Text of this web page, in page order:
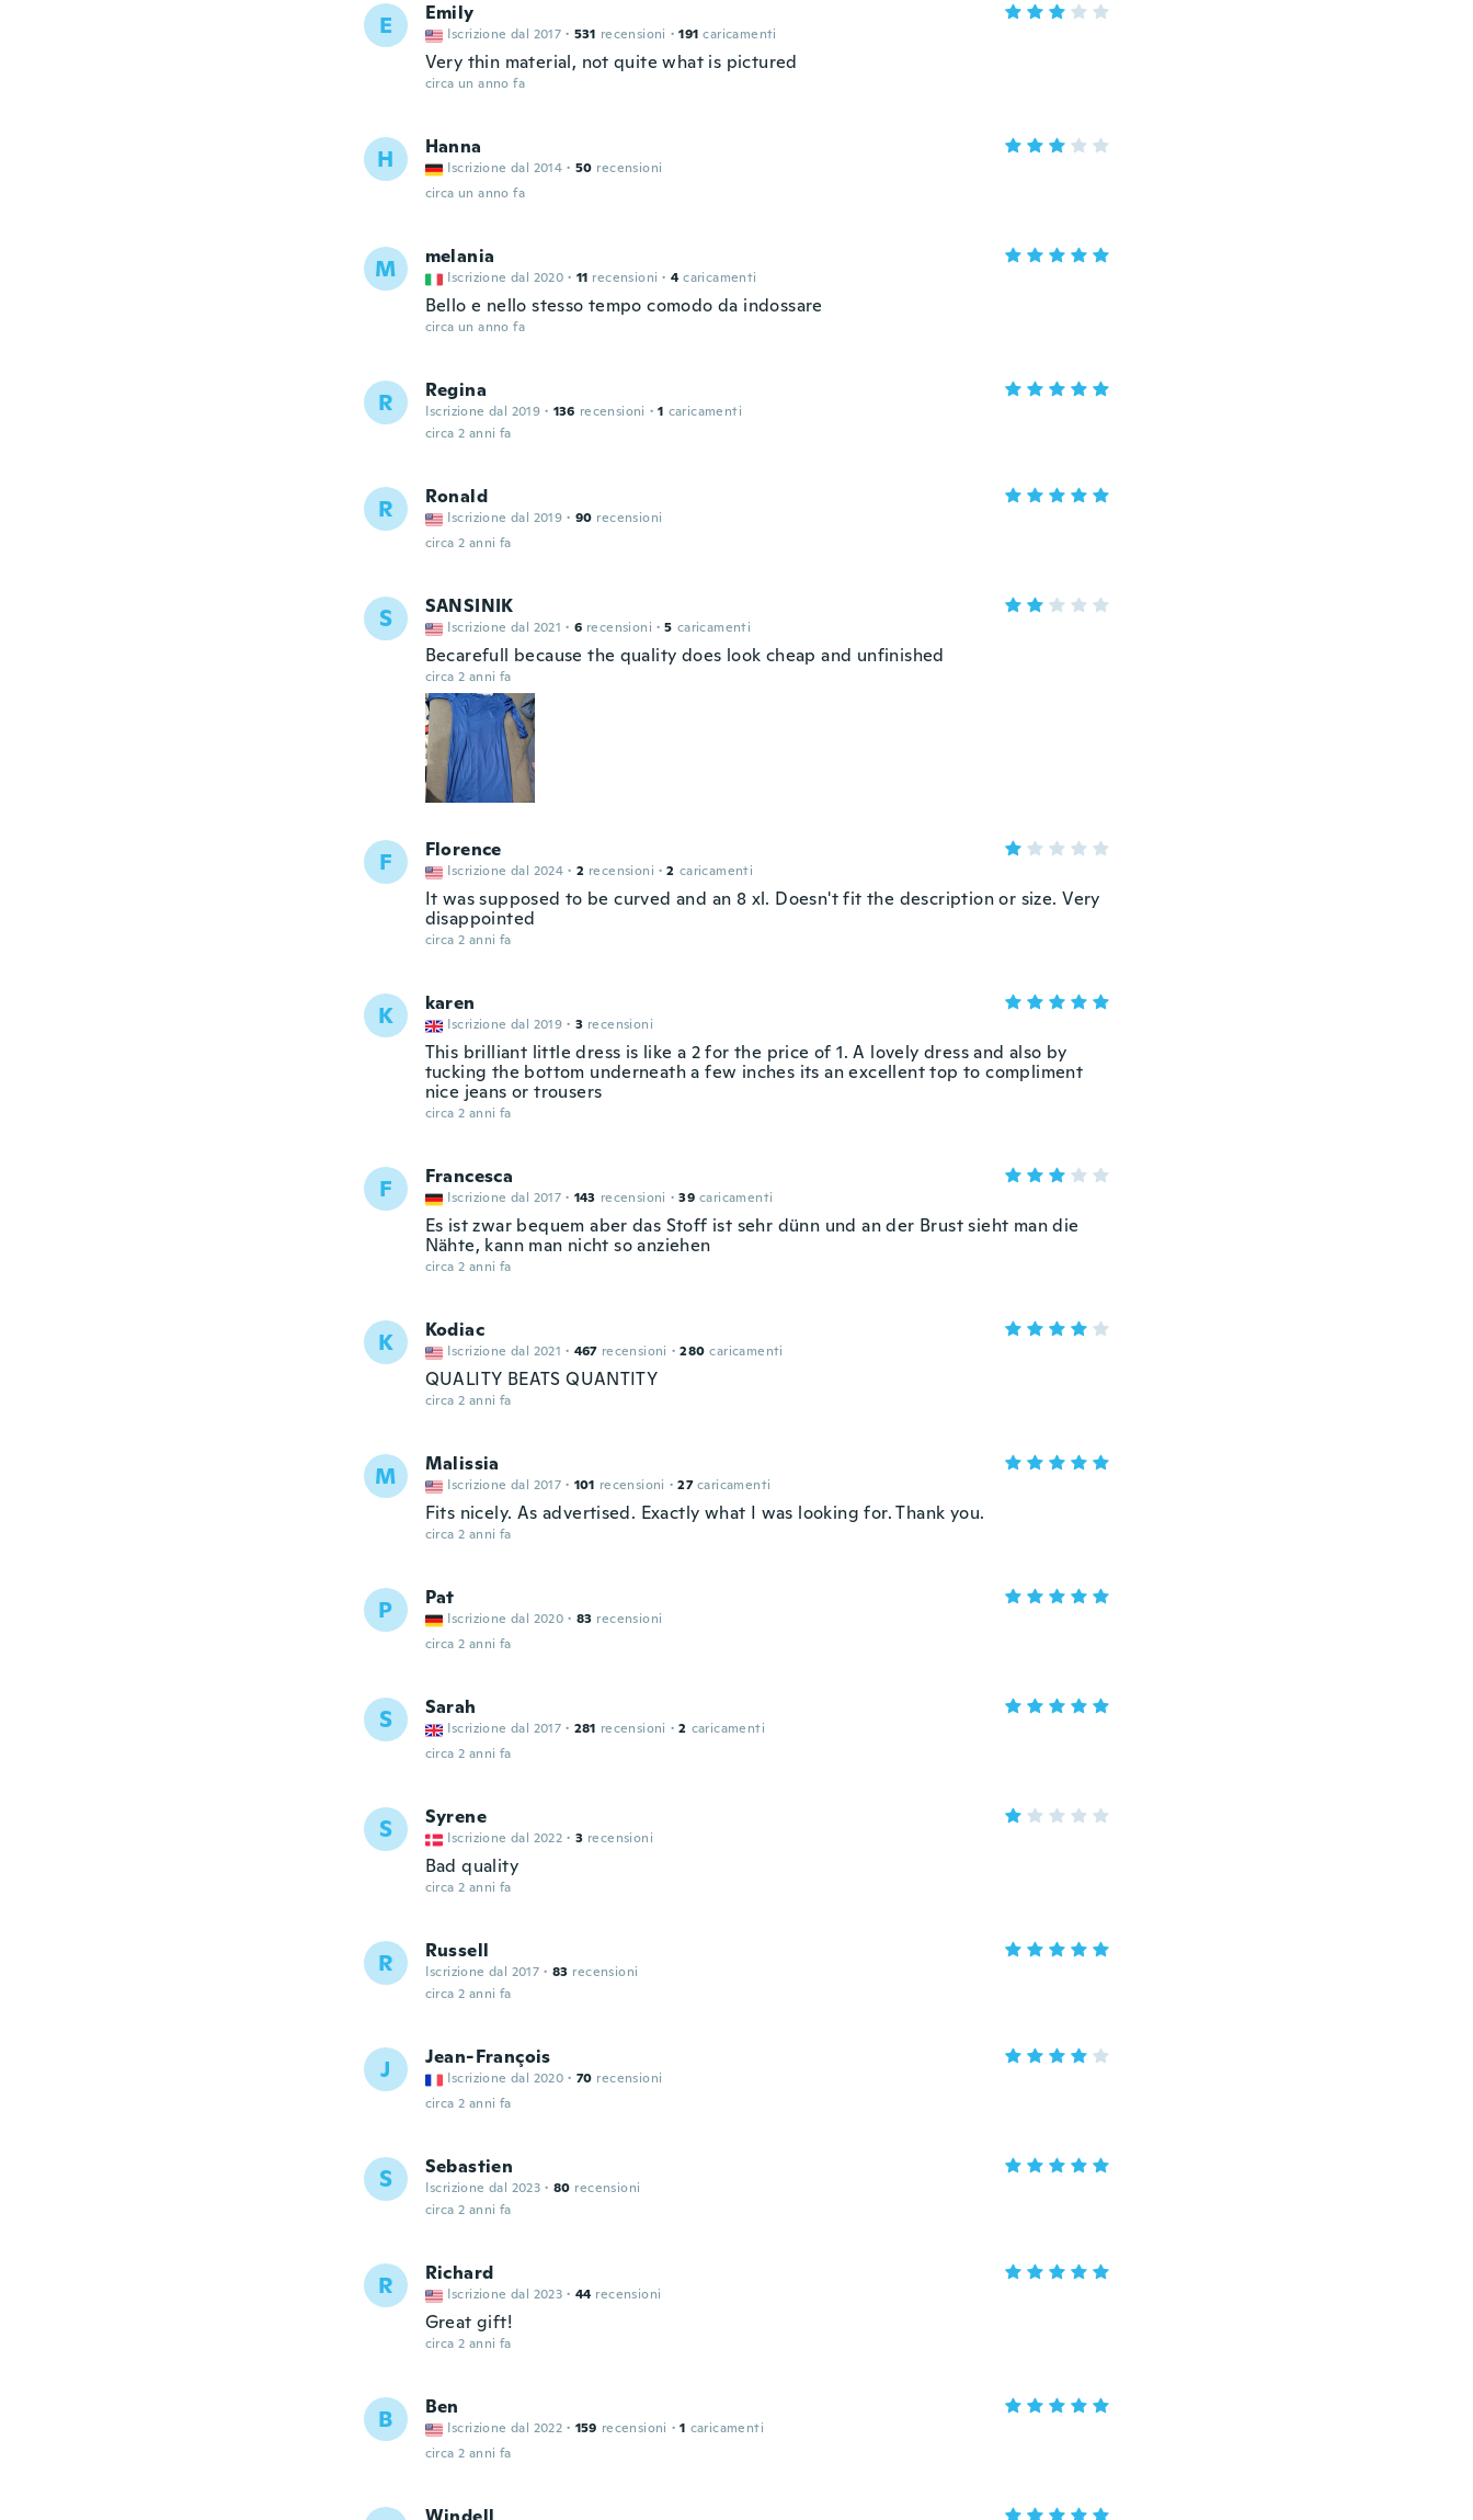
E Emily
Iscrizione dal 2017 · 531 recensioni · 191 caricamenti
Very thin material, not quite what is pictured
circa un anno fa
H Hanna
Iscrizione dal 2014 · 50 recensioni
circa un anno fa
M melania
Iscrizione dal 2020 · 11 recensioni · 4 caricamenti
Bello e nello stesso tempo comodo da indossare
circa un anno fa
R Regina
Iscrizione dal 2019 · 136 recensioni · 1 caricamenti
circa 2 anni fa
R Ronald
Iscrizione dal 2019 · 90 recensioni
circa 2 anni fa
S SANSINIK
Iscrizione dal 2021 · 6 recensioni · 5 caricamenti
Becarefull because the quality does look cheap and unfinished
circa 2 anni fa
F Florence
Iscrizione dal 2024 · 2 recensioni · 2 caricamenti
It was supposed to be curved and an 8 xl. Doesn't fit the description or size. Very
disappointed
circa 2 anni fa
K karen
Iscrizione dal 2019 · 3 recensioni
This brilliant little dress is like a 2 for the price of 1. A lovely dress and also by
tucking the bottom underneath a few inches its an excellent top to compliment
nice jeans or trousers
circa 2 anni fa
F Francesca
Iscrizione dal 2017 · 143 recensioni · 39 caricamenti
Es ist zwar bequem aber das Stoff ist sehr dünn und an der Brust sieht man die
Nähte, kann man nicht so anziehen
circa 2 anni fa
K Kodiac
Iscrizione dal 2021 · 467 recensioni · 280 caricamenti
QUALITY BEATS QUANTITY
circa 2 anni fa
M Malissia
Iscrizione dal 2017 · 101 recensioni · 27 caricamenti
Fits nicely. As advertised. Exactly what I was looking for. Thank you.
circa 2 anni fa
P Pat
Iscrizione dal 2020 · 83 recensioni
circa 2 anni fa
S Sarah
Iscrizione dal 2017 · 281 recensioni · 2 caricamenti
circa 2 anni fa
S Syrene
Iscrizione dal 2022 · 3 recensioni
Bad quality
circa 2 anni fa
R Russell
Iscrizione dal 2017 · 83 recensioni
circa 2 anni fa
J Jean-François
Iscrizione dal 2020 · 70 recensioni
circa 2 anni fa
S Sebastien
Iscrizione dal 2023 · 80 recensioni
circa 2 anni fa
R Richard
Iscrizione dal 2023 · 44 recensioni
Great gift!
circa 2 anni fa
B Ben
Iscrizione dal 2022 · 159 recensioni · 1 caricamenti
circa 2 anni fa